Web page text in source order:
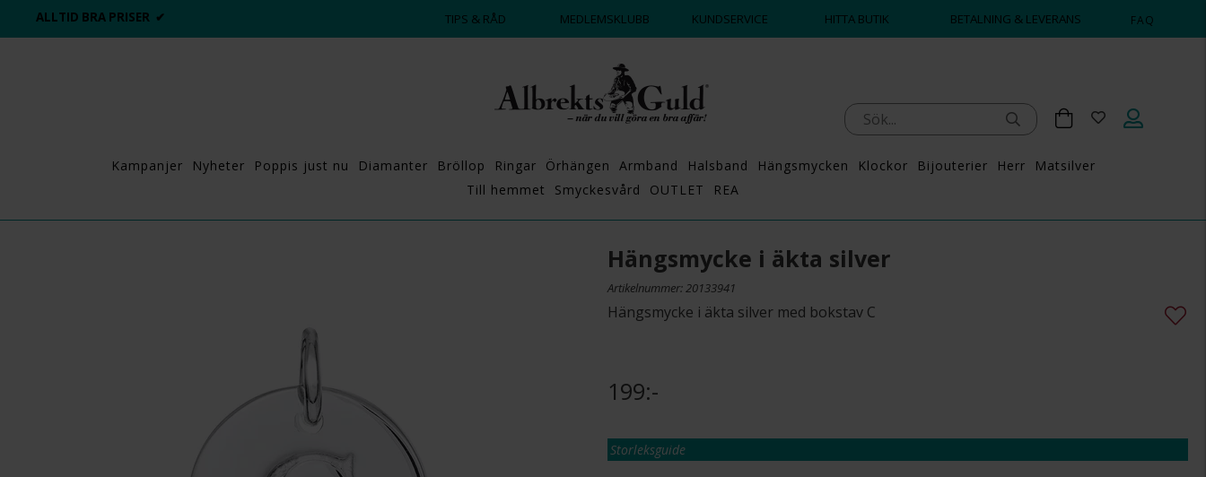
ALLTID BRA PRISER ✔ DAGS ATT POPPA?
TIPS & RÅD MEDLEMSKLUBB KUNDSERVICE HITTA BUTIK BETALNING & LEVERANS FAQ
Kampanjer Nyheter Poppis just nu Diamanter Bröllop Ringar Örhängen Armband Halsband Hängsmycken Klockor Bijouterier Herr
Matsilver
Till hemmet
Smyckesvård OUTLET REA
Hängsmycke i äkta silver
Artikelnummer: 20133941
Hängsmycke i äkta silver med bokstav C
199:-
Storleksguide